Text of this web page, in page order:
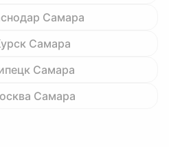
Самара
Самара
Самара
Самара